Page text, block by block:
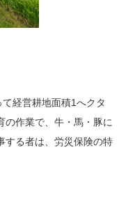
経営耕地面積1へクタ
の作業で、牛・馬・豚に
する者は、労災保険の特